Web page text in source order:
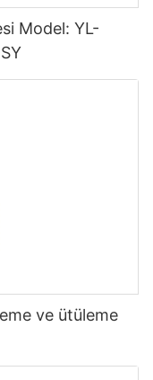
Model: YL-
ve ütüleme